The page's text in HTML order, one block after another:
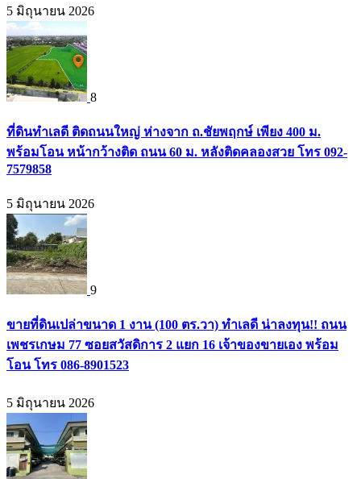
5 มิถุนายน 2026
8
ที่ดินทำเลดี ติดถนนใหญ่ ห่างจาก ถ.ชัยพฤกษ์ เพียง 400 ม.
พร้อมโอน หน้ากว้างติด ถนน 60 ม. หลังติดคลองสวย โทร 092-
7579858
5 มิถุนายน 2026
9
ขายที่ดินเปล่าขนาด 1 งาน (100 ตร.วา) ทำเลดี น่าลงทุน!! ถนน
เพชรเกษม 77 ซอยสวัสดิการ 2 แยก 16 เจ้าของขายเอง พร้อม
โอน โทร 086-8901523
5 มิถุนายน 2026